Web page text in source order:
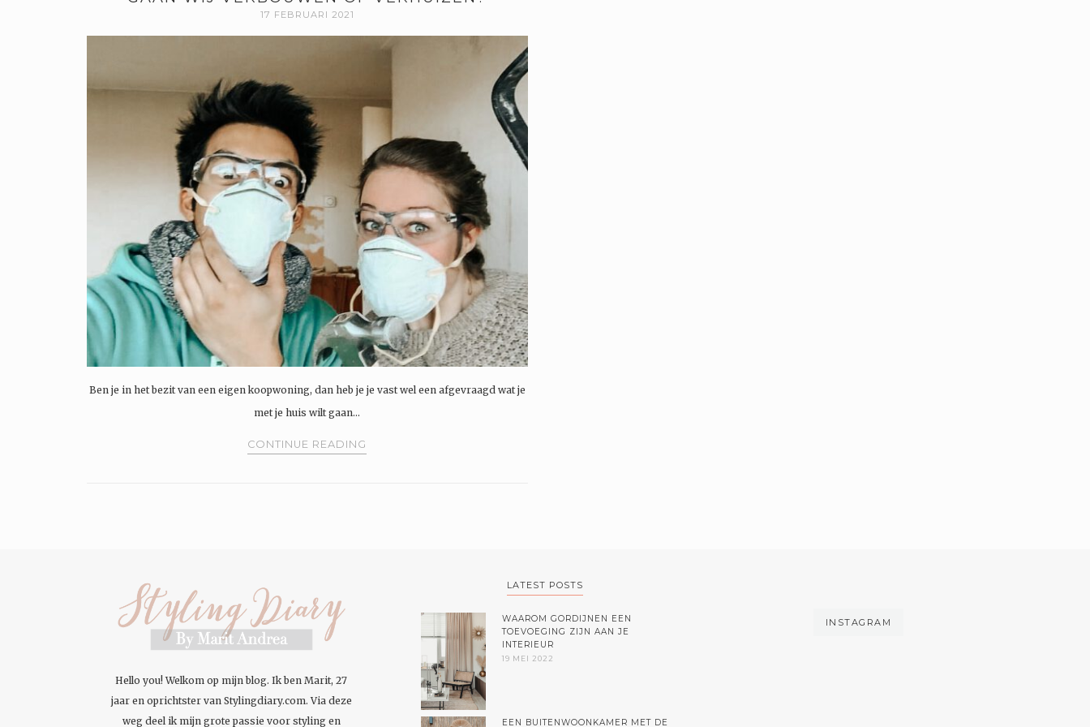
17 FEBRUARI 2021
Ben je in het bezit van een eigen koopwoning, dan heb je je vast wel een afgevraagd wat je
met je huis wilt gaan…
CONTINUE READING
Hello you! Welkom op mijn blog. Ik ben Marit, 27
jaar en oprichtster van Stylingdiary.com. Via deze
weg deel ik mijn grote passie voor styling en
LATEST POSTS
WAAROM GORDIJNEN EEN
TOEVOEGING ZIJN AAN JE
INTERIEUR
19 MEI 2022
EEN BUITENWOONKAMER MET DE
INSTAGRAM